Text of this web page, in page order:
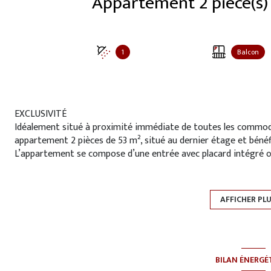
1 Balcon
EXCLUSIVITÉ
Idéalement situé à proximité immédiate de toutes les
appartement 2 pièces de 53 m², situé au dernier étage et
L’appartement se compose d’une entrée avec placard
douche à l’italienne ainsi que d’un WC indépendant. Double
Un véritable atout : le ravalement de façade ainsi que
assemblée générale, seront intégralement financés par le
AFFICHER
BILAN